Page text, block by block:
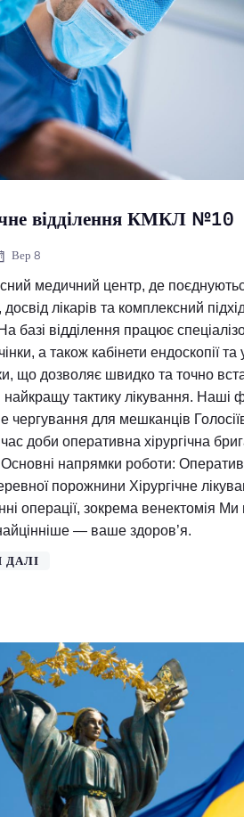
Хірургічне
Med - Вер 8
— це сучасний медичний центр,
лікування, досвід лікарів та
пацієнта. На базі відділення
хірургії печінки, а також
діагностики, що дозволяє
визначати найкращу тактику
цілодобове чергування для
будь-який час доби оперативна
допомогу. Основні напрямки
ЧИТАТИ ДАЛІ